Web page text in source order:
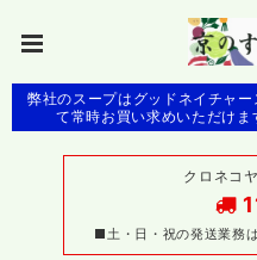
弊社のスープはグッドネイチャ
て常時お買い求めいただけ
クロネコ
■土・日・祝の発送業務